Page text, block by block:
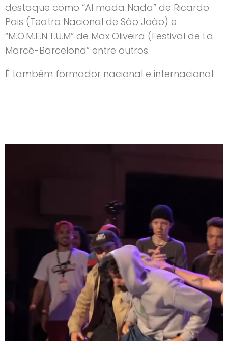
destaque como “Al mada Nada” de Ricardo
Pais (Teatro Nacional de São João) e
“M.O.M.E.N.T.U.M” de Max Oliveira (Festival de La
Marcé-Barcelona” entre outros.
É também formador nacional e internacional.